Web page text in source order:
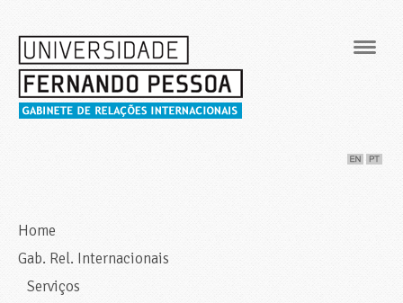
Home
Gab. Rel. Internacionais
Serviços